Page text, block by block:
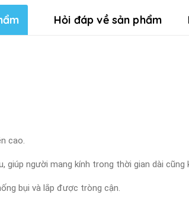
Hỏi đáp về sản phẩm
cao.
giúp người mang kính trong thời gian dài cũng
bụi và lắp được tròng cận.